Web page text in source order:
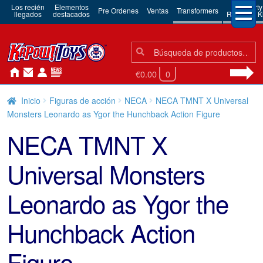
Los recién
llegados
Elementos
destacados Pre Ordenes Ventas Transformers 3rd Party
Robots &
Búsqueda:
Búsqueda
€0.00 0
Inicio Figuras de acción NECA
NECA TMNT X Universal
Monsters Leonardo as Ygor the Hunchback Action Figure
NECA TMNT X
Universal Monsters
Leonardo as Ygor the
Hunchback Action